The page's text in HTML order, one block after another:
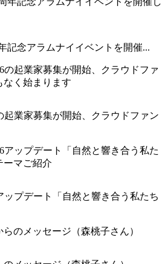
記念アラムナイイベントを開催...
起業家募集が開始、クラウドファン
ップデート「自然と響き合う私たち